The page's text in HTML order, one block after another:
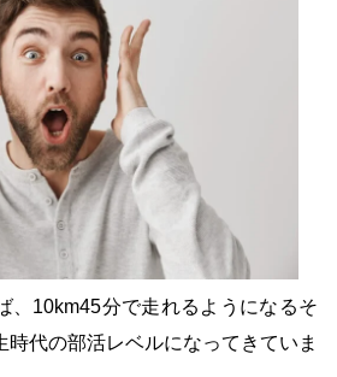
、10km45分で走れるようになるそ
時代の部活レベルになってきていま